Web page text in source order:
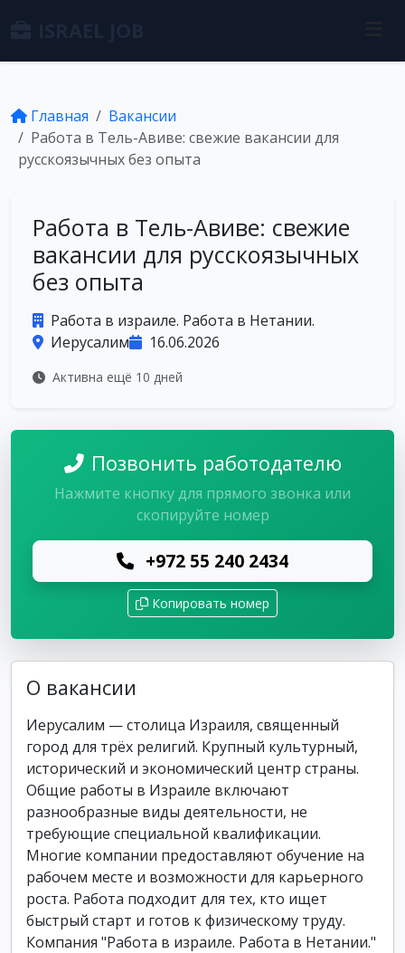
Главная
Вакансии
Работа в Тель-Авиве: свежие вакансии для
русскоязычных без опыта
Работа в Тель-Авиве: свежие
вакансии для русскоязычных
без опыта
Работа в израиле. Работа в Нетании.
Иерусалим
16.06.2026
Активна ещё 10 дней
Позвонить работодателю
Нажмите кнопку для прямого звонка или
скопируйте номер
+972 55 240 2434
Копировать номер
О вакансии
Иерусалим — столица Израиля, священный
город для трёх религий. Крупный культурный,
исторический и экономический центр страны.
Общие работы в Израиле включают
разнообразные виды деятельности, не
требующие специальной квалификации.
Многие компании предоставляют обучение на
рабочем месте и возможности для карьерного
роста. Работа подходит для тех, кто ищет
быстрый старт и готов к физическому труду.
Компания "Работа в израиле. Работа в Нетании."